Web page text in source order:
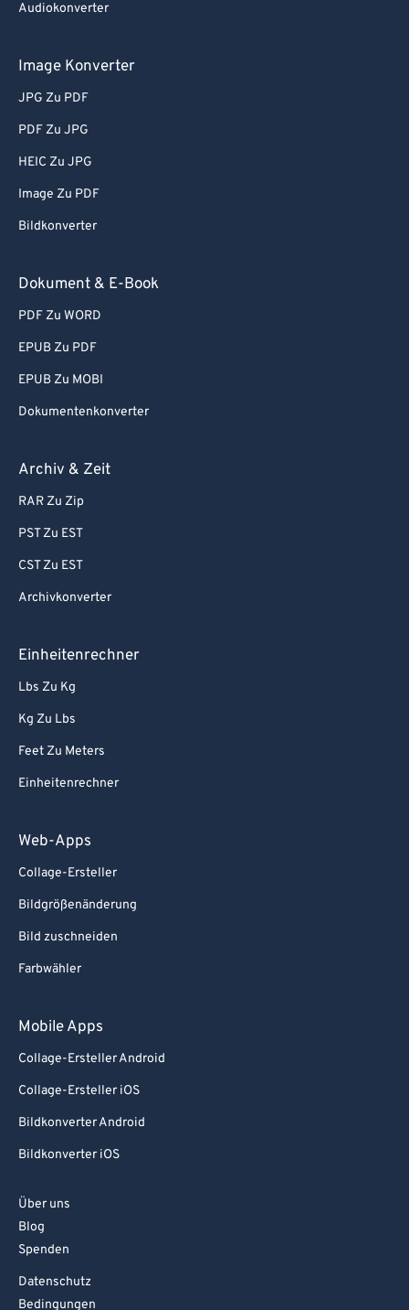
Audiokonverter
Image Konverter
JPG Zu PDF
PDF Zu JPG
HEIC Zu JPG
Image Zu PDF
Bildkonverter
Dokument & E-Book
PDF Zu WORD
EPUB Zu PDF
EPUB Zu MOBI
Dokumentenkonverter
Archiv & Zeit
RAR Zu Zip
PST Zu EST
CST Zu EST
Archivkonverter
Einheitenrechner
Lbs Zu Kg
Kg Zu Lbs
Feet Zu Meters
Einheitenrechner
Web-Apps
Collage-Ersteller
Bildgrößenänderung
Bild zuschneiden
Farbwähler
Mobile Apps
Collage-Ersteller Android
Collage-Ersteller iOS
Bildkonverter Android
Bildkonverter iOS
Über uns
Blog
Spenden
Datenschutz
Bedingungen